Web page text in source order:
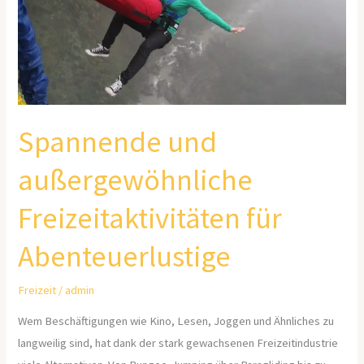
Spannende und
außergewöhnliche
Freizeitaktivitäten für
Abenteuerlustige
Freizeit /admin
Wem Beschäftigungen wie Kino, Lesen, Joggen und Ähnliches zu
langweilig sind, hat dank der stark gewachsenen Freizeitindustrie
Abenteuerlustige